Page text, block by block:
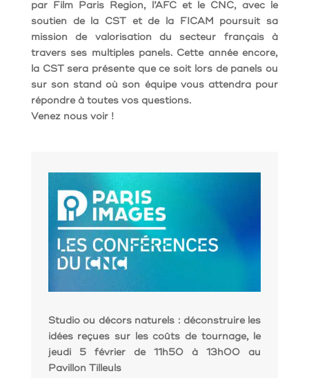
par Film Paris Region, l’AFC et le CNC, avec le
soutien de la CST et de la FICAM poursuit sa
mission de valorisation du secteur français à
travers ses multiples panels. Cette année encore,
la CST sera présente que ce soit lors de panels ou
sur son stand où son équipe vous attendra pour
répondre à toutes vos questions.
Venez nous voir !
Studio ou décors naturels : déconstruire les
idées reçues sur les coûts de tournage, le
jeudi 5 février de 11h50 à 13h00 au
Pavillon Tilleuls